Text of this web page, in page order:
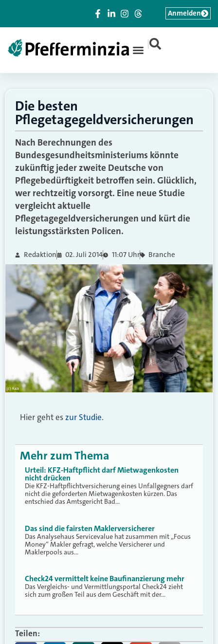
|
Anmelden
Die besten
Pflegetagegeldversicherungen
Nach Berechnungen des
Bundesgesundheitsministeriums könnte
zukünftig jeder zweite Deutsche von
Pflegebedürftigkeit betroffen sein. Glücklich,
wer rechtzeitig vorsorgt. Eine neue Studie
vergleicht aktuelle
Pflegetagegeldversicherungen und kürt die
leistungsstärksten Policen.
Redaktion 02. Juli 2014 11:07 Uhr Branche
Hier geht eszur Studie.
Mehr zum Thema
Urteil: KFZ-Haftpflicht darf Mietwagenkosten
nicht drücken
Die KFZ-Haftpflichtversicherung eines Unfallgegners darf
nicht die geforderten Mietwagenkosten kürzen. Das
entschied das Amtsgericht Bad…
Das sind die fairsten Maklerversicherer
Das Analysehaus Servicevalue hat zusammen mit „Focus
Money“ Makler gefragt, welche Versicherer und
Maklerpools aus…
Check24 vermittelt keine Baufinanzierung mehr
Das Vergleichs- und Vermittlungsportal Check24 zieht
sich zum großen Teil aus dem Geschäft mit der…
Teilen: